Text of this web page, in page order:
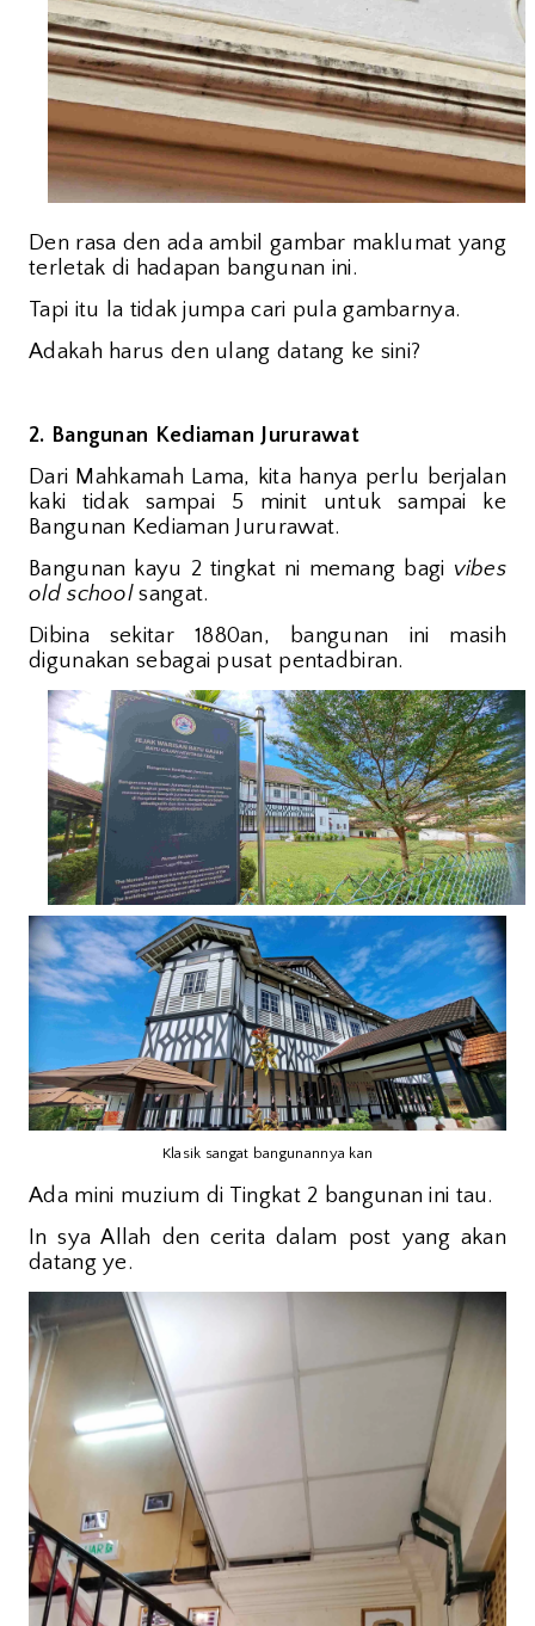
Den rasa den ada ambil gambar maklumat yang
terletak di hadapan bangunan ini.
Tapi itu la tidak jumpa cari pula gambarnya.
Adakah harus den ulang datang ke sini?
2. Bangunan Kediaman Jururawat
Dari Mahkamah Lama, kita hanya perlu berjalan
kaki tidak sampai 5 minit untuk sampai ke
Bangunan Kediaman Jururawat.
Bangunan kayu 2 tingkat ni memang bagi vibes
old schoolsangat.
Dibina sekitar 1880an, bangunan ini masih
digunakan sebagai pusat pentadbiran.
Klasik sangat bangunannya kan
Ada mini muzium di Tingkat 2 bangunan ini tau.
In sya Allah den cerita dalam post yang akan
datang ye.